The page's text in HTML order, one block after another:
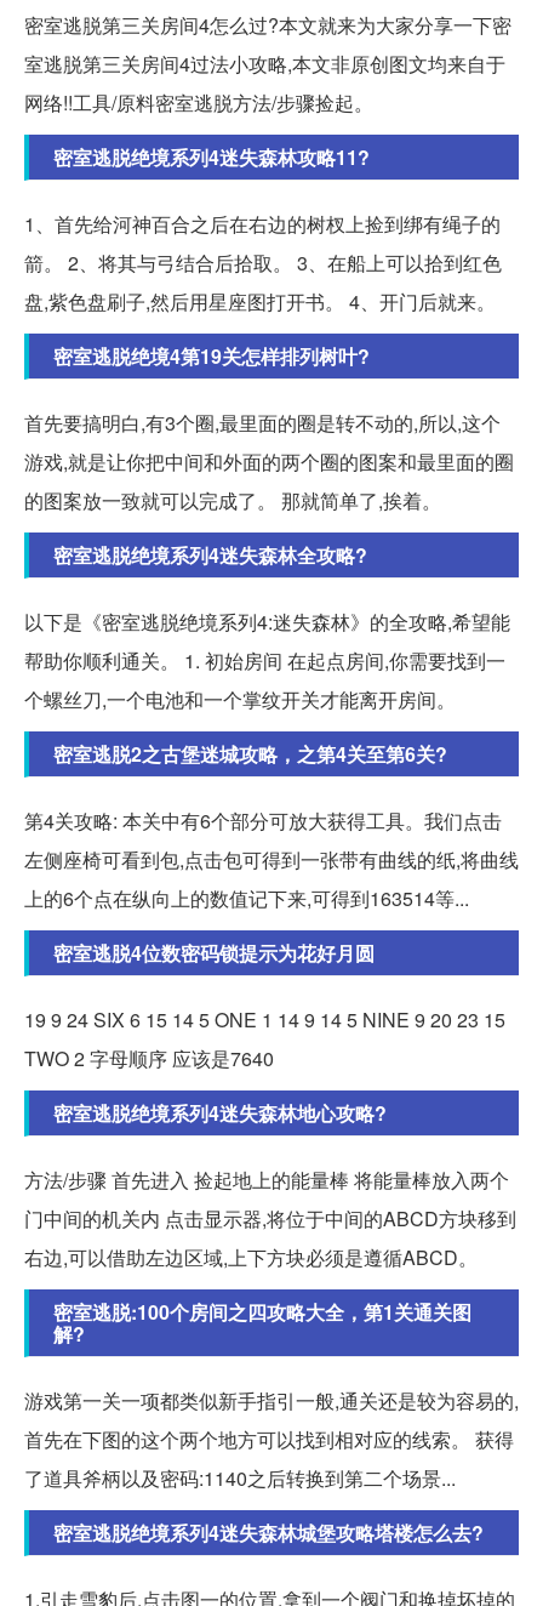
密室逃脱第三关房间4怎么过?本文就来为大家分享一下密
室逃脱第三关房间4过法小攻略,本文非原创图文均来自于
网络!!工具/原料密室逃脱方法/步骤捡起。
密室逃脱绝境系列4迷失森林攻略11?
1、首先给河神百合之后在右边的树杈上捡到绑有绳子的
箭。 2、将其与弓结合后拾取。 3、在船上可以拾到红色
盘,紫色盘刷子,然后用星座图打开书。 4、开门后就来。
密室逃脱绝境4第19关怎样排列树叶?
首先要搞明白,有3个圈,最里面的圈是转不动的,所以,这个
游戏,就是让你把中间和外面的两个圈的图案和最里面的圈
的图案放一致就可以完成了。 那就简单了,挨着。
密室逃脱绝境系列4迷失森林全攻略?
以下是《密室逃脱绝境系列4:迷失森林》的全攻略,希望能
帮助你顺利通关。 1. 初始房间 在起点房间,你需要找到一
个螺丝刀,一个电池和一个掌纹开关才能离开房间。
密室逃脱2之古堡迷城攻略，之第4关至第6关?
第4关攻略: 本关中有6个部分可放大获得工具。我们点击
左侧座椅可看到包,点击包可得到一张带有曲线的纸,将曲线
上的6个点在纵向上的数值记下来,可得到163514等...
密室逃脱4位数密码锁提示为花好月圆
19 9 24 SIX 6 15 14 5 ONE 1 14 9 14 5 NINE 9 20 23 15
TWO 2 字母顺序 应该是7640
密室逃脱绝境系列4迷失森林地心攻略?
方法/步骤 首先进入 捡起地上的能量棒 将能量棒放入两个
门中间的机关内 点击显示器,将位于中间的ABCD方块移到
右边,可以借助左边区域,上下方块必须是遵循ABCD。
密室逃脱:100个房间之四攻略大全，第1关通关图
解?
游戏第一关一项都类似新手指引一般,通关还是较为容易的,
首先在下图的这个两个地方可以找到相对应的线索。 获得
了道具斧柄以及密码:1140之后转换到第二个场景...
密室逃脱绝境系列4迷失森林城堡攻略塔楼怎么去?
1.引走雪豹后,点击图一的位置,拿到一个阀门和换掉坏掉的